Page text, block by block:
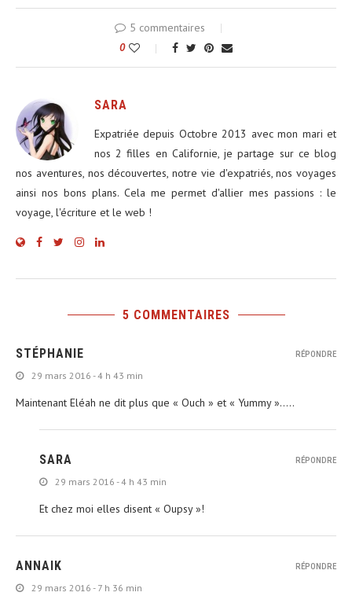
5 commentaires
0
SARA
Expatriée depuis Octobre 2013 avec mon mari et
nos 2 filles en Californie, je partage sur ce blog
nos aventures, nos découvertes, notre vie d'expatriés, nos voyages
ainsi nos bons plans. Cela me permet d'allier mes passions : le
voyage, l'écriture et le web !
5 COMMENTAIRES
STÉPHANIE
29 mars 2016 - 4 h 43 min
Maintenant Eléah ne dit plus que « Ouch » et « Yummy »…..
RÉPONDRE
SARA
29 mars 2016 - 4 h 43 min
Et chez moi elles disent « Oupsy »!
RÉPONDRE
ANNAIK
29 mars 2016 - 7 h 36 min
RÉPONDRE